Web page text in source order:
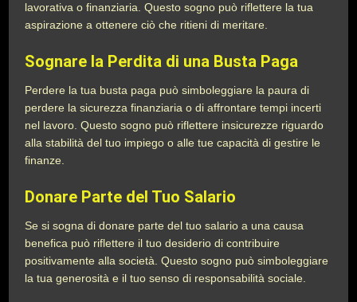
lavorativa o finanziaria. Questo sogno può riflettere la tua
aspirazione a ottenere ciò che ritieni di meritare.
Sognare la Perdita di una Busta Paga
Perdere la tua busta paga può simboleggiare la paura di
perdere la sicurezza finanziaria o di affrontare tempi incerti
nel lavoro. Questo sogno può riflettere insicurezze riguardo
alla stabilità del tuo impiego o alle tue capacità di gestire le
finanze.
Donare Parte del Tuo Salario
Se si sogna di donare parte del tuo salario a una causa
benefica può riflettere il tuo desiderio di contribuire
positivamente alla società. Questo sogno può simboleggiare
la tua generosità e il tuo senso di responsabilità sociale.